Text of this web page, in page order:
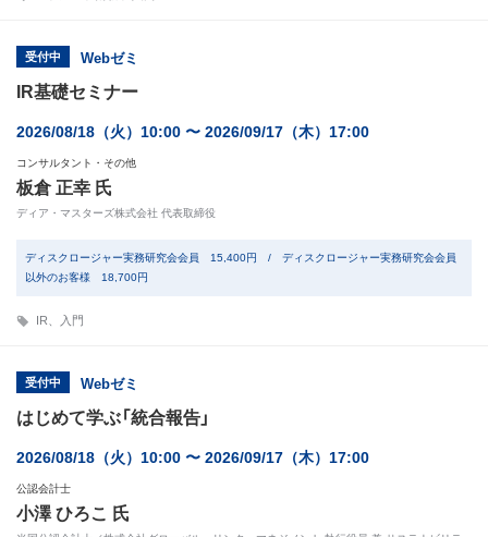
受付中 Webゼミ
IR基礎セミナー
2026/08/18（火）10:00 〜 2026/09/17（木）17:00
コンサルタント・その他
板倉 正幸 氏
ディア・マスターズ株式会社 代表取締役
ディスクロージャー実務研究会会員 15,400円 / ディスクロージャー実務研究会会員
以外のお客様 18,700円
IR 入門
受付中 Webゼミ
はじめて学ぶ「統合報告」
2026/08/18（火）10:00 〜 2026/09/17（木）17:00
公認会計士
小澤 ひろこ 氏